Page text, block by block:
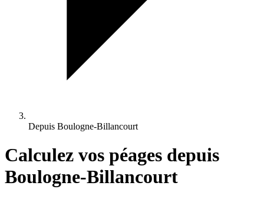
Depuis Boulogne-Billancourt
Calculez vos péages depuis
Boulogne-Billancourt